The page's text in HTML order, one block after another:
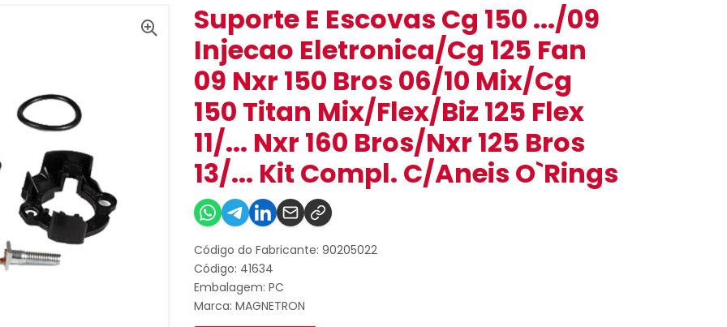
Suporte E Escovas Cg 150 .../09
Injecao Eletronica/Cg 125 Fan
09 Nxr 150 Bros 06/10 Mix/Cg
150 Titan Mix/Flex/Biz 125 Flex
11/... Nxr 160 Bros/Nxr 125 Bros
13/... Kit Compl. C/Aneis O`Rings
Código do Fabricante: 90205022
Código: 41634
Embalagem: PC
Marca: MAGNETRON